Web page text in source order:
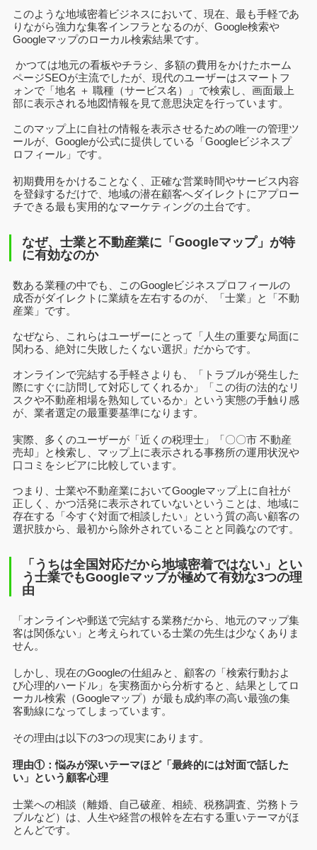
このような地域密着ビジネスにおいて、現在、最も手軽であ
りながら強力な集客インフラとなるのが、Google検索や
Googleマップのローカル検索結果です。
かつては地元の看板やチラシ、多額の費用をかけたホーム
ページSEOが主流でしたが、現代のユーザーはスマートフ
ォンで「地名 ＋ 職種（サービス名）」で検索し、画面最上
部に表示される地図情報を見て意思決定を行っています。
このマップ上に自社の情報を表示させるための唯一の管理ツ
ールが、Googleが公式に提供している「Googleビジネスプ
ロフィール」です。
初期費用をかけることなく、正確な営業時間やサービス内容
を登録するだけで、地域の潜在顧客へダイレクトにアプロー
チできる最も実用的なマーケティングの土台です。
なぜ、士業と不動産業に「Googleマップ」が特
に有効なのか
数ある業種の中でも、このGoogleビジネスプロフィールの
成否がダイレクトに業績を左右するのが、「士業」と「不動
産業」です。
なぜなら、これらはユーザーにとって「人生の重要な局面に
関わる、絶対に失敗したくない選択」だからです。
オンラインで完結する手軽さよりも、「トラブルが発生した
際にすぐに訪問して対応してくれるか」「この街の法的なリ
スクや不動産相場を熟知しているか」という実態の手触り感
が、業者選定の最重要基準になります。
実際、多くのユーザーが「近くの税理士」「〇〇市 不動産
売却」と検索し、マップ上に表示される事務所の運用状況や
口コミをシビアに比較しています。
つまり、士業や不動産業においてGoogleマップ上に自社が
正しく、かつ活発に表示されていないということは、地域に
存在する「今すぐ対面で相談したい」という質の高い顧客の
選択肢から、最初から除外されていることと同義なのです。
「うちは全国対応だから地域密着ではない」とい
う士業でもGoogleマップが極めて有効な3つの理
由
「オンラインや郵送で完結する業務だから、地元のマップ集
客は関係ない」と考えられている士業の先生は少なくありま
せん。
しかし、現在のGoogleの仕組みと、顧客の「検索行動およ
び心理的ハードル」を実務面から分析すると、結果としてロ
ーカル検索（Googleマップ）が最も成約率の高い最強の集
客動線になってしまっています。
その理由は以下の3つの現実にあります。
理由①：悩みが深いテーマほど「最終的には対面で話した
い」という顧客心理
士業への相談（離婚、自己破産、相続、税務調査、労務トラ
ブルなど）は、人生や経営の根幹を左右する重いテーマがほ
とんどです。